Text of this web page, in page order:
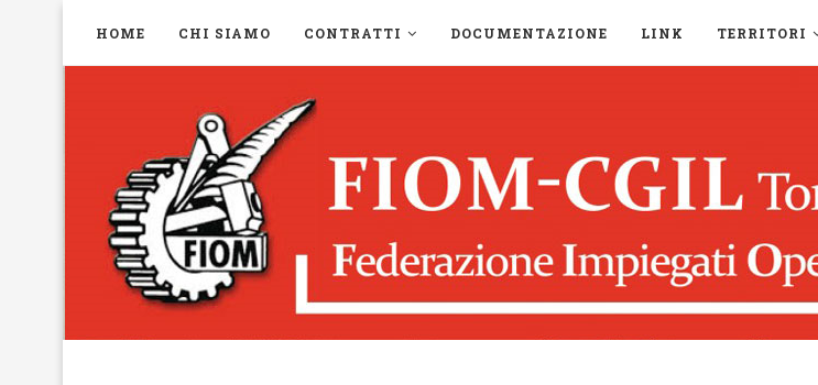
HOME CHI SIAMO CONTRATTI DOCUMENTAZIONE LINK TERRITORI